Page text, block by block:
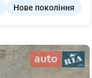
Нове покоління